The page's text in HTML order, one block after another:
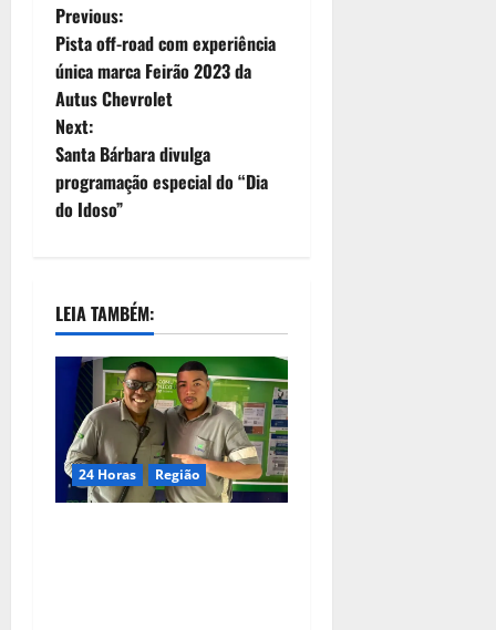
Previous:
Pista off-road com experiência
única marca Feirão 2023 da
Autus Chevrolet
Next:
Santa Bárbara divulga
programação especial do “Dia
do Idoso”
LEIA TAMBÉM:
24 Horas Região